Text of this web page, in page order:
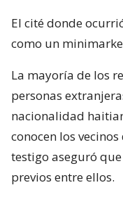
El cité donde
como un
La mayoría de los
personas
nacionalidad
conocen los
testigo aseguró
previos entre ellos.